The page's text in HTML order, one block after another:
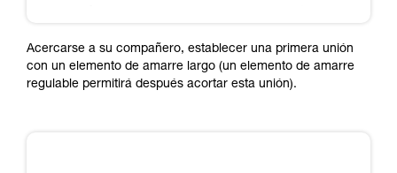
Acercarse a su compañero, establecer una primera unión
con un elemento de amarre largo (un elemento de amarre
regulable permitirá después acortar esta unión).